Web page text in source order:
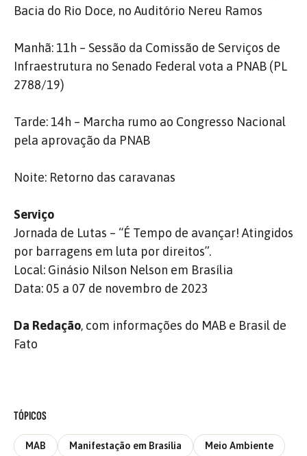
Bacia do Rio Doce, no Auditório Nereu Ramos
Manhã: 11h – Sessão da Comissão de Serviços de
Infraestrutura no Senado Federal vota a PNAB (PL
2788/19)
Tarde: 14h – Marcha rumo ao Congresso Nacional
pela aprovação da PNAB
Noite: Retorno das caravanas
Serviço
Jornada de Lutas – “É Tempo de avançar! Atingidos
por barragens em luta por direitos”.
Local: Ginásio Nilson Nelson em Brasília
Data: 05 a 07 de novembro de 2023
Da Redação, com informações do MAB e Brasil de
Fato
TÓPICOS
MAB Manifestação em Brasília Meio Ambiente